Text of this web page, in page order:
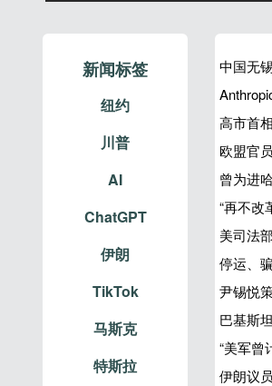
新闻标签
纽约
川普
AI
ChatGPT
伊朗
TikTok
马斯克
特斯拉
中国无
高市首
欧盟官
曾为进
“再不改
美司法
停运、
尹锡悦
巴基斯
“美军曾
伊朗议